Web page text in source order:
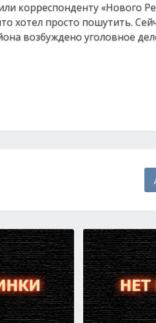
корреспонденту «Нового
хотел просто пошутить.
возбуждено уголовное